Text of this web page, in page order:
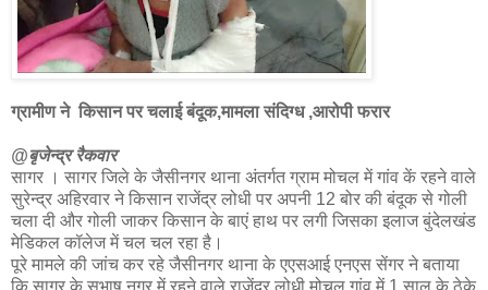
ग्रामीण ने किसान पर चलाई बंदूक,मामला संदिग्ध ,आरोपी फरार
@बृजेन्द्र रैकवार
सागर । सागर जिले के जैसीनगर थाना अंतर्गत ग्राम मोचल में गांव कें रहने वाले
सुरेन्द्र अहिरवार ने किसान राजेंद्र लोधी पर अपनी 12 बोर की बंदूक से गोली
चला दी और गोली जाकर किसान के बाएं हाथ पर लगी जिसका इलाज बुंदेलखंड
मेडिकल कॉलेज में चल चल रहा है।
पूरे मामले की जांच कर रहे जैसीनगर थाना के एएसआई एनएस सेंगर ने बताया